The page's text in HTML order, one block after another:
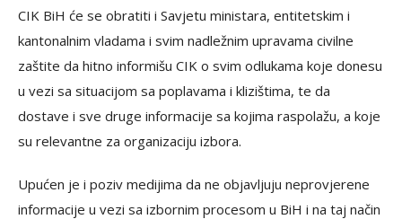
CIK BiH će se obratiti i Savjetu ministara, entitetskim i
kantonalnim vladama i svim nadležnim upravama civilne
zaštite da hitno informišu CIK o svim odlukama koje donesu
u vezi sa situacijom sa poplavama i klizištima, te da
dostave i sve druge informacije sa kojima raspolažu, a koje
su relevantne za organizaciju izbora.
Upućen je i poziv medijima da ne objavljuju neprovjerene
informacije u vezi sa izbornim procesom u BiH i na taj način